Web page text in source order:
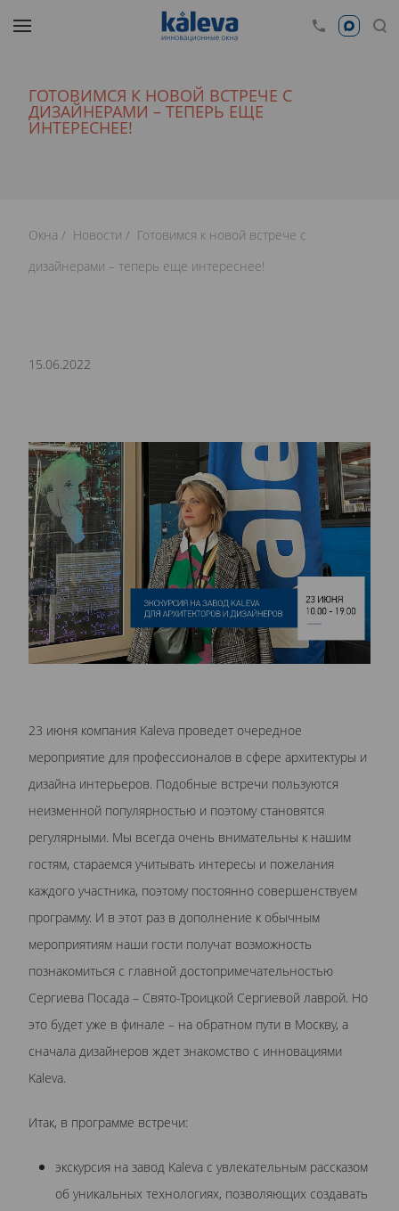
ГОТОВИМСЯ К НОВОЙ ВСТРЕЧЕ С
ДИЗАЙНЕРАМИ – ТЕПЕРЬ ЕЩЕ
ИНТЕРЕСНЕЕ!
Окна Новости
Готовимся к новой встрече с
дизайнерами – теперь еще интереснее!
15.06.2022
23 июня компания Kaleva проведет очередное
мероприятие для профессионалов в сфере архитектуры и
дизайна интерьеров. Подобные встречи пользуются
неизменной популярностью и поэтому становятся
регулярными. Мы всегда очень внимательны к нашим
гостям, стараемся учитывать интересы и пожелания
каждого участника, поэтому постоянно совершенствуем
программу. И в этот раз в дополнение к обычным
мероприятиям наши гости получат возможность
познакомиться с главной достопримечательностью
Сергиева Посада – Свято-Троицкой Сергиевой лаврой. Но
это будет уже в финале – на обратном пути в Москву, а
сначала дизайнеров ждет знакомство с инновациями
Kaleva.
Итак, в программе встречи:
экскурсия на завод Kaleva с увлекательным рассказом
об уникальных технологиях, позволяющих создавать